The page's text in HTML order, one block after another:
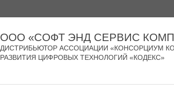
ООО «СОФТ ЭНД СЕРВИС
ДИСТРИБЬЮТОР АССОЦИАЦИИ «КОНСОРЦИУМ
РАЗВИТИЯ ЦИФРОВЫХ ТЕХНОЛОГИЙ «КОДЕКС»